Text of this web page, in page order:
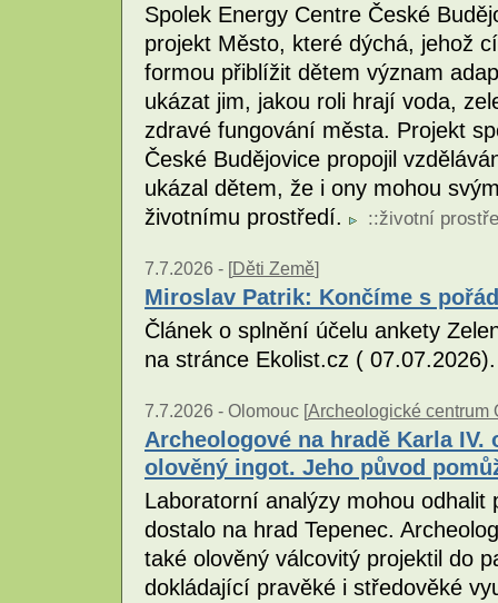
Spolek Energy Centre České
projekt Město, které dýchá, jehož
formou přiblížit dětem význam
ukázat jim, jakou roli hrají voda,
zdravé fungování města. Projekt
České Budějovice propojil
ukázal dětem, že i ony mohou
životnímu prostředí.
::životní
7.7.2026 - [Děti Země]
Miroslav Patrik: Končíme s
Článek o splnění účelu ankety
na stránce Ekolist.cz (
7.7.2026 - Olomouc [Archeologické centrum
Archeologové na hradě Karla
olověný ingot. Jeho původ
Laboratorní analýzy mohou
dostalo na hrad Tepenec.
také olověný válcovitý projektil do
dokládající pravěké i středověké